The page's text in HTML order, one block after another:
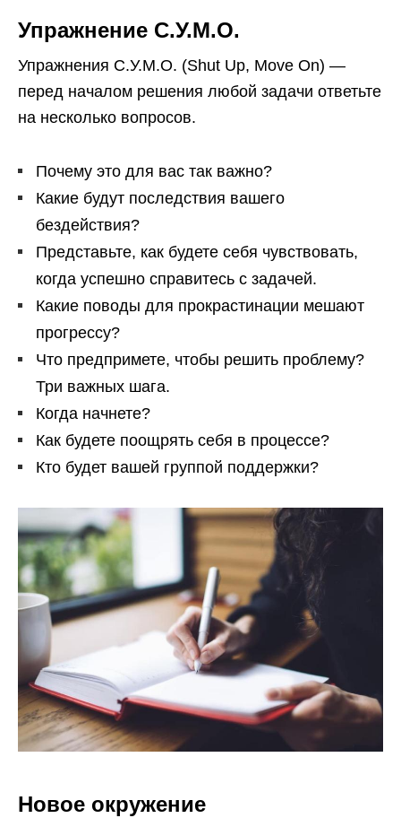
Упражнение С.У.М.О.
Упражнения С.У.М.О. (Shut Up, Move On) —
перед началом решения любой задачи ответьте
на несколько вопросов.
Почему это для вас так важно?
Какие будут последствия вашего
бездействия?
Представьте, как будете себя чувствовать,
когда успешно справитесь с задачей.
Какие поводы для прокрастинации мешают
прогрессу?
Что предпримете, чтобы решить проблему?
Три важных шага.
Когда начнете?
Как будете поощрять себя в процессе?
Кто будет вашей группой поддержки?
Новое окружение